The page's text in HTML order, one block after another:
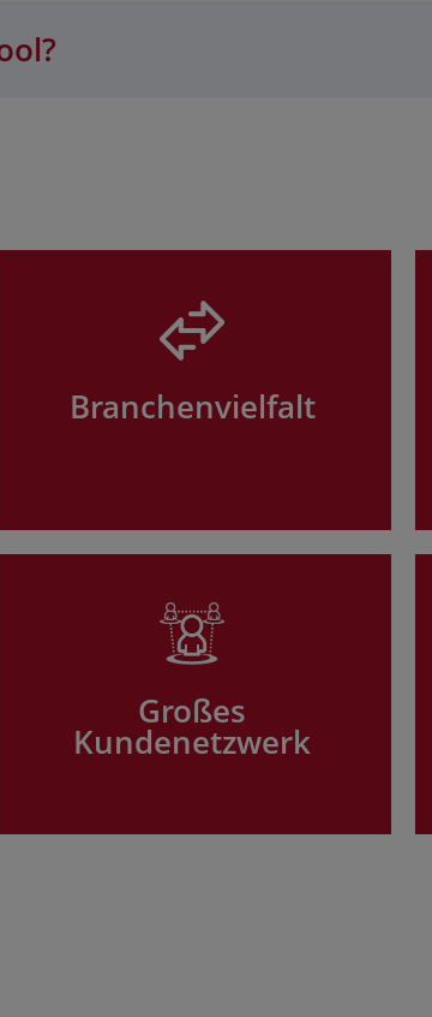
Branchenvielfalt
Großes
Kundenetzwerk